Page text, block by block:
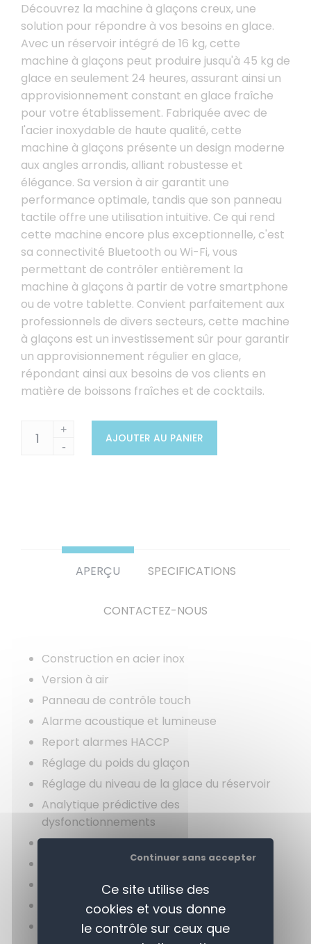
Découvrez la machine à glaçons creux, une
solution pour répondre à vos besoins en glace.
Avec un réservoir intégré de 16 kg, cette
machine à glaçons peut produire jusqu'à 45 kg de
glace en seulement 24 heures, assurant ainsi un
approvisionnement constant en glace fraîche
pour votre établissement. Fabriquée avec de
l'acier inoxydable de haute qualité, cette
machine à glaçons présente un design moderne
aux angles arrondis, alliant robustesse et
élégance. Sa version à air garantit une
performance optimale, tandis que son panneau
tactile offre une utilisation intuitive. Ce qui rend
cette machine encore plus exceptionnelle, c'est
sa connectivité Bluetooth ou Wi-Fi, vous
permettant de contrôler entièrement la
machine à glaçons à partir de votre smartphone
ou de votre tablette. Convient parfaitement aux
professionnels de divers secteurs, cette machine
à glaçons est un investissement sûr pour garantir
un approvisionnement régulier en glace,
répondant ainsi aux besoins de vos clients en
matière de boissons fraîches et de cocktails.
+
-
AJOUTER AU PANIER
APERÇU SPECIFICATIONS
CONTACTEZ-NOUS
Construction en acier inox
Version à air
Panneau de contrôle touch
Alarme acoustique et lumineuse
Report alarmes HACCP
Réglage du poids du glaçon
Réglage du niveau de la glace du réservoir
Analytique prédictive des
dysfonctionnements
Report des performances
Réservoir incorporé
Lavage automatique
Filtre frontal extractible et nettoyable
Entrée et sortie frontales de l'air
Ce site utilise des
cookies et vous donne
le contrôle sur ceux que
Continuer sans accepter